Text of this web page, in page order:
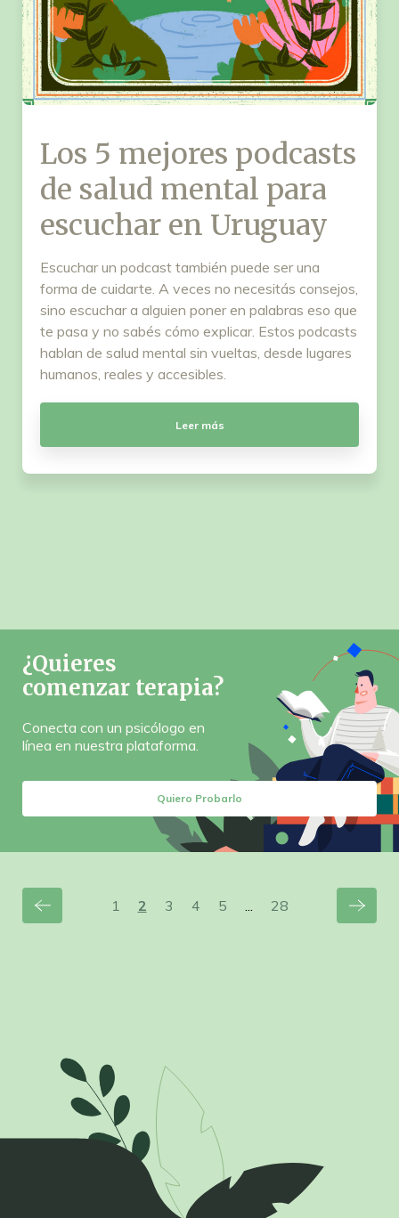
Los 5 mejores podcasts
de salud mental para
escuchar en Uruguay
Escuchar un podcast también puede ser una
forma de cuidarte. A veces no necesitás consejos,
sino escuchar a alguien poner en palabras eso que
te pasa y no sabés cómo explicar. Estos podcasts
hablan de salud mental sin vueltas, desde lugares
humanos, reales y accesibles.
Leer más
¿Quieres
comenzar terapia?
Conecta con un psicólogo en
línea en nuestra plataforma.
Quiero Probarlo
1 2 3 4 5 ... 28